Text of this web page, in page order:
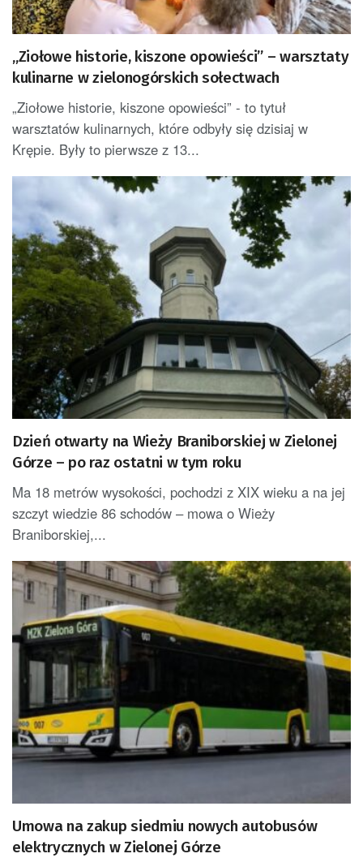
„Ziołowe historie, kiszone opowieści” – warsztaty
kulinarne w zielonogórskich sołectwach
„Ziołowe historie, kiszone opowieści” - to tytuł
warsztatów kulinarnych, które odbyły się dzisiaj w
Krępie. Były to pierwsze z 13...
Dzień otwarty na Wieży Braniborskiej w Zielonej
Górze – po raz ostatni w tym roku
Ma 18 metrów wysokości, pochodzi z XIX wieku a na jej
szczyt wiedzie 86 schodów – mowa o Wieży
Braniborskiej,...
Umowa na zakup siedmiu nowych autobusów
elektrycznych w Zielonej Górze